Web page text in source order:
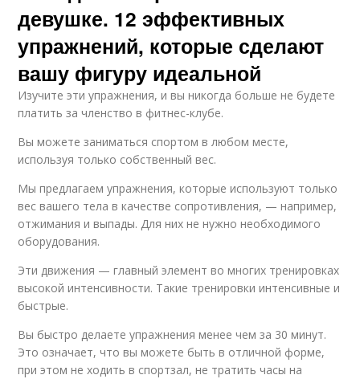
девушке. 12 эффективных
упражнений, которые сделают
вашу фигуру идеальной
Изучите эти упражнения, и вы никогда больше не будете
платить за членство в фитнес-клубе.
Вы можете заниматься спортом в любом месте,
используя только собственный вес.
Мы предлагаем упражнения, которые используют только
вес вашего тела в качестве сопротивления, — например,
отжимания и выпады. Для них не нужно необходимого
оборудования.
Эти движения — главный элемент во многих тренировках
высокой интенсивности. Такие тренировки интенсивные и
быстрые.
Вы быстро делаете упражнения менее чем за 30 минут.
Это означает, что вы можете быть в отличной форме,
при этом не ходить в спортзал, не тратить часы на